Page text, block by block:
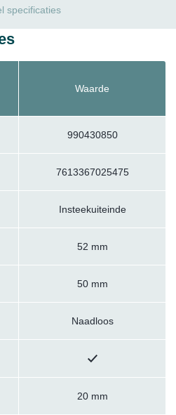
specificaties
Waarde
990430850
7613367025475
Insteekuiteinde
52 mm
50 mm
Naadloos
20 mm